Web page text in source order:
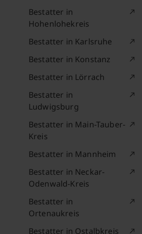
Bestatter in
Hohenlohekreis
Bestatter in Karlsruhe
Bestatter in Konstanz
Bestatter in Lörrach
Bestatter in
Ludwigsburg
Bestatter in Main-Tauber-
Kreis
Bestatter in Mannheim
Bestatter in Neckar-
Odenwald-Kreis
Bestatter in
Ortenaukreis
Bestatter in Ostalbkreis